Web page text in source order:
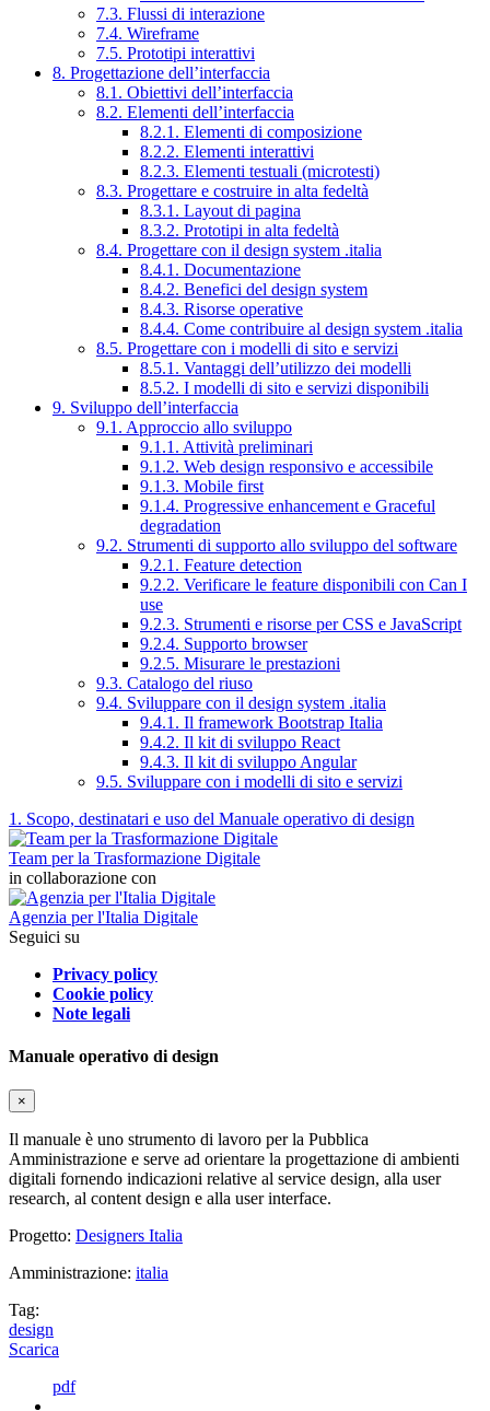
7.3. Flussi di interazione
7.4. Wireframe
7.5. Prototipi interattivi
8. Progettazione dell’interfaccia
8.1. Obiettivi dell’interfaccia
8.2. Elementi dell’interfaccia
8.2.1. Elementi di composizione
8.2.2. Elementi interattivi
8.2.3. Elementi testuali (microtesti)
8.3. Progettare e costruire in alta fedeltà
8.3.1. Layout di pagina
8.3.2. Prototipi in alta fedeltà
8.4. Progettare con il design system .italia
8.4.1. Documentazione
8.4.2. Benefici del design system
8.4.3. Risorse operative
8.4.4. Come contribuire al design system .italia
8.5. Progettare con i modelli di sito e servizi
8.5.1. Vantaggi dell’utilizzo dei modelli
8.5.2. I modelli di sito e servizi disponibili
9. Sviluppo dell’interfaccia
9.1. Approccio allo sviluppo
9.1.1. Attività preliminari
9.1.2. Web design responsivo e accessibile
9.1.3. Mobile first
9.1.4. Progressive enhancement e Graceful
degradation
9.2. Strumenti di supporto allo sviluppo del software
9.2.1. Feature detection
9.2.2. Verificare le feature disponibili con Can I
use
9.2.3. Strumenti e risorse per CSS e JavaScript
9.2.4. Supporto browser
9.2.5. Misurare le prestazioni
9.3. Catalogo del riuso
9.4. Sviluppare con il design system .italia
9.4.1. Il framework Bootstrap Italia
9.4.2. Il kit di sviluppo React
9.4.3. Il kit di sviluppo Angular
9.5. Sviluppare con i modelli di sito e servizi
1. Scopo, destinatari e uso del Manuale operativo di design
Team per la Trasformazione Digitale
in collaborazione con
Agenzia per l'Italia Digitale
Seguici su
Privacy policy
Cookie policy
Note legali
Manuale operativo di design
×
Il manuale è uno strumento di lavoro per la Pubblica
Amministrazione e serve ad orientare la progettazione di ambienti
digitali fornendo indicazioni relative al service design, alla user
research, al content design e alla user interface.
Progetto: Designers Italia
Amministrazione: italia
Tag:
design
Scarica
pdf